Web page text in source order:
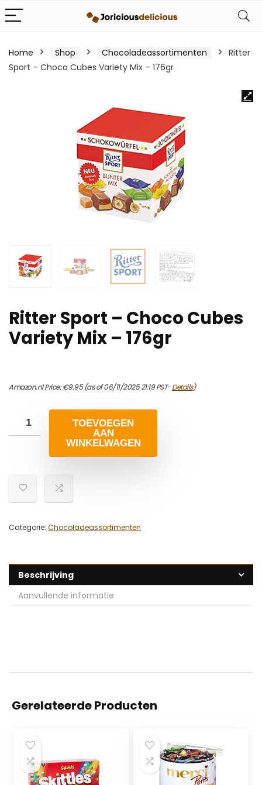
Home Shop Chocoladeassortimenten
Ritter
Sport – Choco Cubes Variety Mix – 176gr
Ritter Sport – Choco Cubes
Variety Mix – 176gr
Amazon.nl Price:€9.95(as of 06/11/2025 21:19 PST-Details)
TOEVOEGEN
AAN
WINKELWAGEN
Categorie: Chocoladeassortimenten
Beschrijving
Aanvullende informatie
Gerelateerde Producten